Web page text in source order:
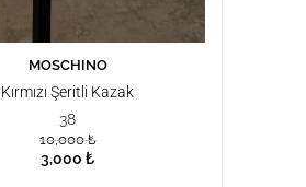
SEPETE EKLE
MOSCHINO
Kırmızı Şeritli Kazak
38
10,000₺
3,000₺